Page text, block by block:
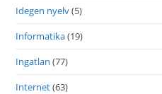
Idegen nyelv(5)
Informatika(19)
Ingatlan (77)
Internet(63)